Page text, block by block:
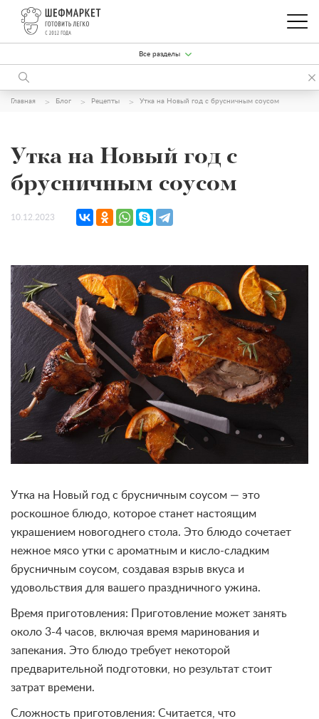
Все разделы
Главная Блог Рецепты Утка на Новый год с брусничным соусом
Утка на Новый год с
брусничным соусом
10.12.2023
Утка на Новый год с брусничным соусом — это
роскошное блюдо, которое станет настоящим
украшением новогоднего стола. Это блюдо сочетает
нежное мясо утки с ароматным и кисло-сладким
брусничным соусом, создавая взрыв вкуса и
удовольствия для вашего праздничного ужина.
Время приготовления: Приготовление может занять
около 3-4 часов, включая время маринования и
запекания. Это блюдо требует некоторой
предварительной подготовки, но результат стоит
затрат времени.
Сложность приготовления: Считается, что